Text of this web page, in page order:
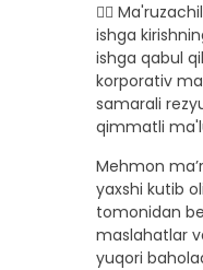
👉🏼
ishga
ishga qabul
korporativ
samarali
qimmatli
Mehmon
yaxshi kutib
tomonidan
maslahatlar
yuqori